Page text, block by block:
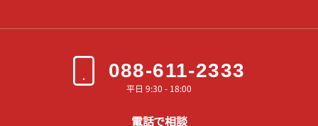
088-611-2333
平日 9:30 - 18:00
電話で相談